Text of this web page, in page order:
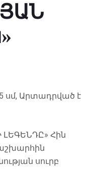
սմ, Արտադրված է
Հին
սուրբ